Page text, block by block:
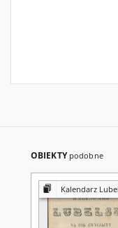
OBIEKTY podobne
Kalendarz Lubelski na